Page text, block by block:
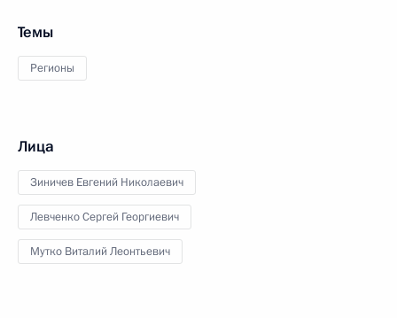
Темы
Регионы
Лица
Зиничев Евгений Николаевич
Левченко Сергей Георгиевич
Мутко Виталий Леонтьевич